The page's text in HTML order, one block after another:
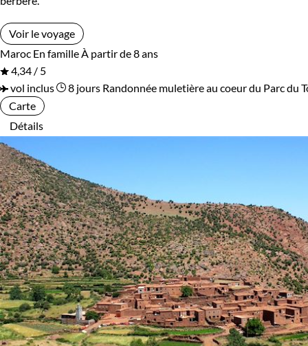
Voir le voyage
Maroc En familleÀ partir de 8 ans
4,34 / 5
vol inclus
8 jours Randonnée muletière au coeur du Parc du
Carte
Détails